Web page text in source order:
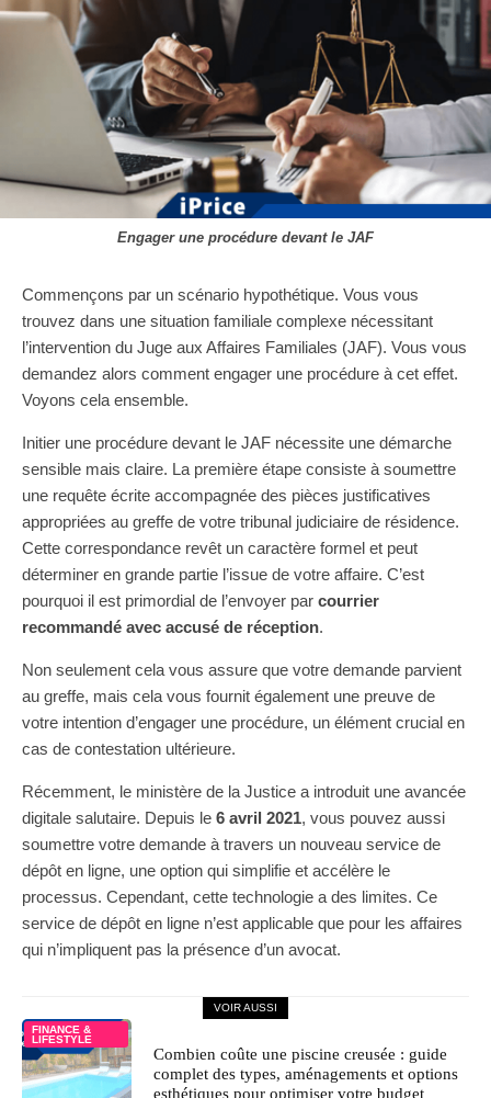
Engager une procédure devant le JAF
Commençons par un scénario hypothétique. Vous vous
trouvez dans une situation familiale complexe nécessitant
l’intervention du Juge aux Affaires Familiales (JAF). Vous vous
demandez alors comment engager une procédure à cet effet.
Voyons cela ensemble.
Initier une procédure devant le JAF nécessite une démarche
sensible mais claire. La première étape consiste à soumettre
une requête écrite accompagnée des pièces justificatives
appropriées au greffe de votre tribunal judiciaire de résidence.
Cette correspondance revêt un caractère formel et peut
déterminer en grande partie l’issue de votre affaire. C’est
pourquoi il est primordial de l’envoyer par courrier
recommandé avec accusé de réception.
Non seulement cela vous assure que votre demande parvient
au greffe, mais cela vous fournit également une preuve de
votre intention d’engager une procédure, un élément crucial en
cas de contestation ultérieure.
Récemment, le ministère de la Justice a introduit une avancée
digitale salutaire. Depuis le 6 avril 2021, vous pouvez aussi
soumettre votre demande à travers un nouveau service de
dépôt en ligne, une option qui simplifie et accélère le
processus. Cependant, cette technologie a des limites. Ce
service de dépôt en ligne n’est applicable que pour les affaires
qui n’impliquent pas la présence d’un avocat.
VOIR AUSSI
FINANCE &
LIFESTYLE
Combien coûte une piscine creusée : guide
complet des types, aménagements et options
esthétiques pour optimiser votre budget